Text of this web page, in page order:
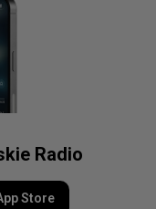
Radio
Store